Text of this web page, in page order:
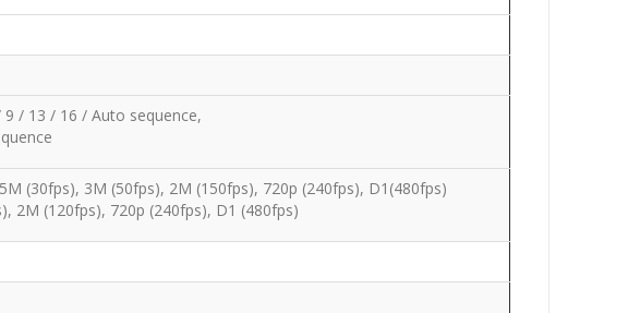
/ 13 / 16 / Auto sequence,
(30fps), 3M (50fps), 2M (150fps), 720p (240fps), D1(480fps)
2M (120fps), 720p (240fps), D1 (480fps)